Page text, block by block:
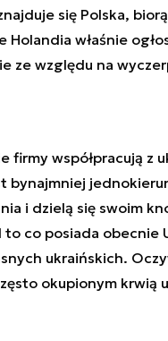
się Polska,
właśnie
ze względu na
firmy współpracują z
bynajmniej
i dzielą się swoim
to co posiada
ukraińskich.
okupionym krwią